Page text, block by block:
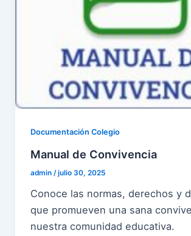
Documentación Colegio
Manual de Convivencia
admin /julio 30, 2025
Conoce las normas, derechos y
que promueven una sana
nuestra comunidad educativa.